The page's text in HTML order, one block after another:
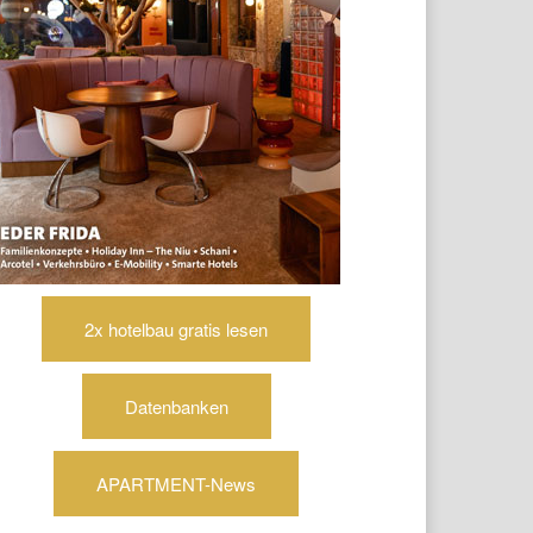
2x hotelbau gratis lesen
Datenbanken
APARTMENT-News